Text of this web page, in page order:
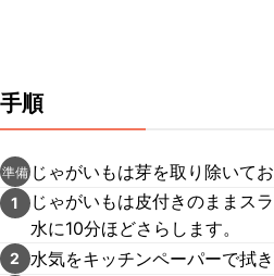
手順
準備 じゃがいもは芽を取り除いてお
1
じゃがいもは皮付きのままス
水に10分ほどさらします。
2 水気をキッチンペーパーで拭き